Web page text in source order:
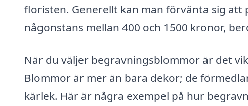
floristen. Generellt kan man förvänta sig
någonstans mellan 400 och 1500 kronor,
När du väljer begravningsblommor är det
Blommor är mer än bara dekor; de
kärlek. Här är några exempel på hur